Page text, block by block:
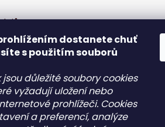
dostanete chuť
s použitím souborů
důležité soubory cookies
vyžadují uložení nebo
prohlížeči. Cookies
a preferencí, analýze
r
k
y
ý
p
i
s Informace pro vás